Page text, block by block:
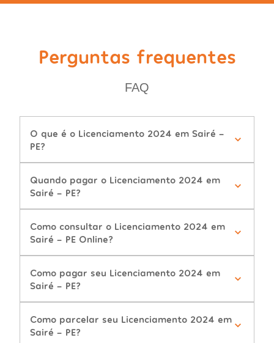
Perguntas frequentes
FAQ
O que é o Licenciamento 2024 em Sairé -
PE?
Quando pagar o Licenciamento 2024 em
Sairé - PE?
Como consultar o Licenciamento 2024 em
Sairé - PE Online?
Como pagar seu Licenciamento 2024 em
Sairé - PE?
Como parcelar seu Licenciamento 2024 em
Sairé - PE?